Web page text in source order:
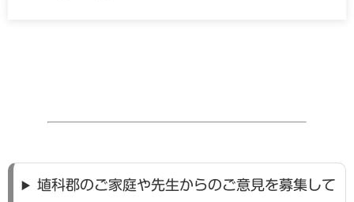
埴科郡のご家庭や先生からのご意見を募集して